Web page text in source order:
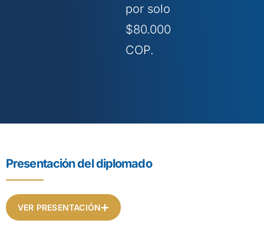
por solo
$80.000
COP.
Presentación del diplomado
VER PRESENTACIÓN